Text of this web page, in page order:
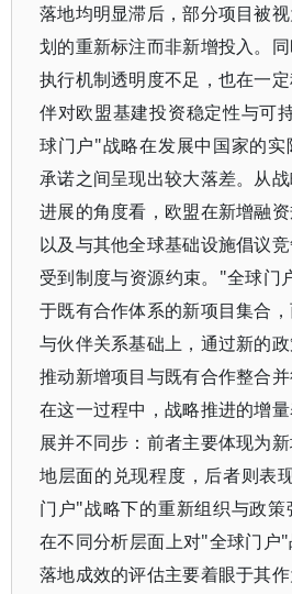
落地均明显滞后，部分项目被
划的重新标注而非新增投入。
执行机制透明度不足，也在一
伴对欧盟基建投资稳定性与可
球门户"战略在发展中国家的
承诺之间呈现出较大落差。从
进展的角度看，欧盟在新增融
以及与其他全球基础设施倡议
受到制度与资源约束。"全球门
于既有合作体系的新项目集合
与伙伴关系基础上，通过新的
推动新增项目与既有合作整合并
在这一过程中，战略推进的增
展并不同步：前者主要体现为
地层面的兑现程度，后者则表
门户"战略下的重新组织与政
在不同分析层面上对"全球门户
落地成效的评估主要着眼于其